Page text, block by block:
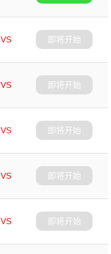
VS
即将开始
VS
即将开始
VS
即将开始
VS
即将开始
VS
即将开始